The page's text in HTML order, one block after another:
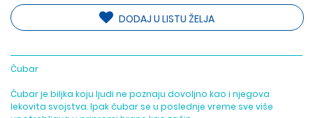
DODAJ U LISTU ŽELJA
Čubar
Čubar je biljka koju ljudi ne poznaju dovoljno kao i njegova
lekovita svojstva. Ipak čubar se u poslednje vreme sve više